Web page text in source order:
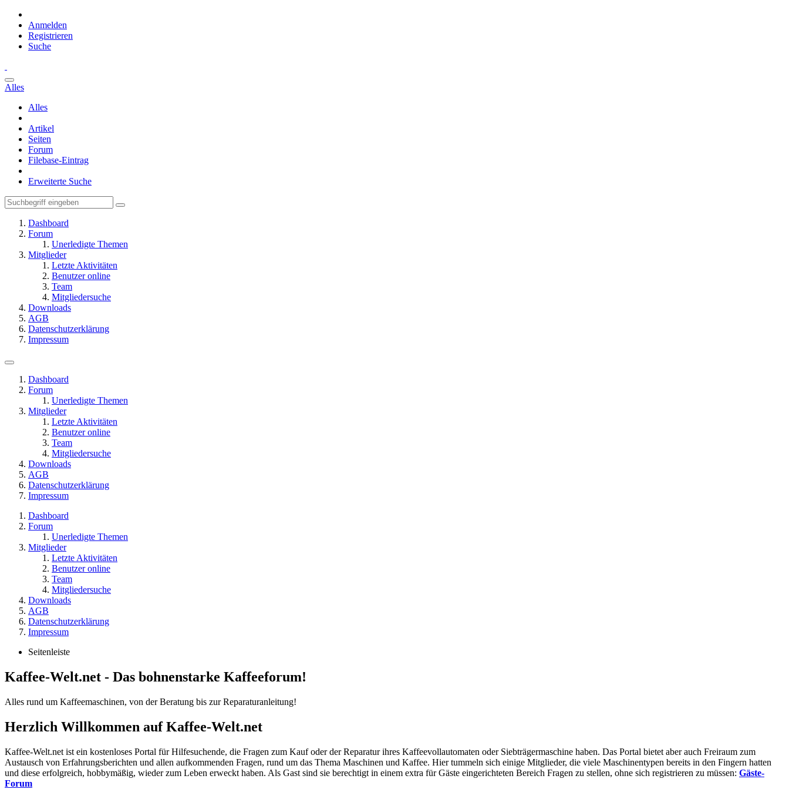
Anmelden
Registrieren
Suche
Alles
Alles
Artikel
Seiten
Forum
Filebase-Eintrag
Erweiterte Suche
Dashboard
Forum
Unerledigte Themen
Mitglieder
Letzte Aktivitäten
Benutzer online
Team
Mitgliedersuche
Downloads
AGB
Datenschutzerklärung
Impressum
Dashboard
Forum
Unerledigte Themen
Mitglieder
Letzte Aktivitäten
Benutzer online
Team
Mitgliedersuche
Downloads
AGB
Datenschutzerklärung
Impressum
Dashboard
Forum
Unerledigte Themen
Mitglieder
Letzte Aktivitäten
Benutzer online
Team
Mitgliedersuche
Downloads
AGB
Datenschutzerklärung
Impressum
Seitenleiste
Kaffee-Welt.net - Das bohnenstarke Kaffeeforum!
Alles rund um Kaffeemaschinen, von der Beratung bis zur Reparaturanleitung!
Herzlich Willkommen auf Kaffee-Welt.net
Kaffee-Welt.net ist ein kostenloses Portal für Hilfesuchende, die Fragen zum Kauf oder der Reparatur ihres Kaffeevollautomaten oder Siebträgermaschine haben. Das Portal bietet aber auch Freiraum zum
Austausch von Erfahrungsberichten und allen aufkommenden Fragen, rund um das Thema Maschinen und Kaffee. Hier tummeln sich einige Mitglieder, die viele Maschinentypen bereits in den Fingern hatten
und diese erfolgreich, hobbymäßig, wieder zum Leben erweckt haben. Als Gast sind sie berechtigt in einem extra für Gäste eingerichteten Bereich Fragen zu stellen, ohne sich registrieren zu müssen: Gäste-
Forum